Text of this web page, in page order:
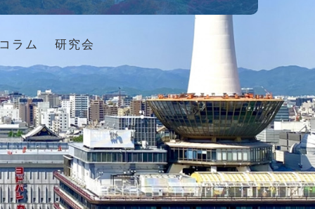
ラム 研究会